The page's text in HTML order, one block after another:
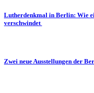
Lutherdenkmal in Berlin: Wie
verschwindet
Zwei neue Ausstellungen der